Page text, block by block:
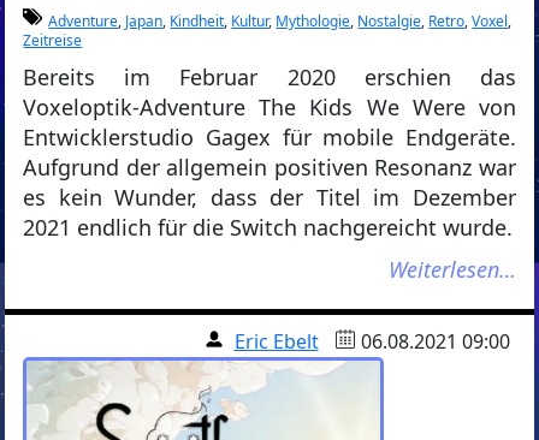
Adventure, Japan, Kindheit, Kultur, Mythologie, Nostalgie, Retro,Voxel,
Zeitreise
Bereits im Februar 2020 erschien das
Voxeloptik-Adventure The Kids We Were von
Entwicklerstudio Gagex für mobile Endgeräte.
Aufgrund der allgemein positiven Resonanz war
es kein Wunder, dass der Titel im Dezember
2021 endlich für die Switch nachgereicht wurde.
Weiterlesen…
Eric Ebelt 06.08.2021 09:00